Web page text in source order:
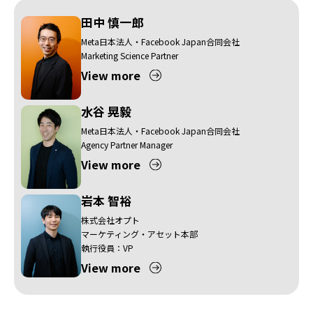
田中 慎一郎
Meta日本法人・Facebook Japan合同会社
Marketing Science Partner
View more
水谷 晃毅
Meta日本法人・Facebook Japan合同会社
Agency Partner Manager
View more
岩本 智裕
株式会社オプト
マーケティング・アセット本部
執行役員：VP
View more